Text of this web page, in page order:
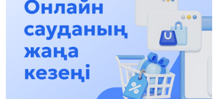
13:13, 30 Shilde 2026
Asqat Asylbekov: Kúshti bılikke kúshti tulǵalar
kerek!
12:01, 28 Shilde 2026
Abzal Dostıar: Dýman Muhametkárimdi Almaty